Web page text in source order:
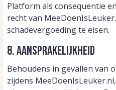
Platform als consequentie
recht van
schadevergoeding te eisen.
8. Aansprakelijkheid
Behoudens in gevallen van
zijdens